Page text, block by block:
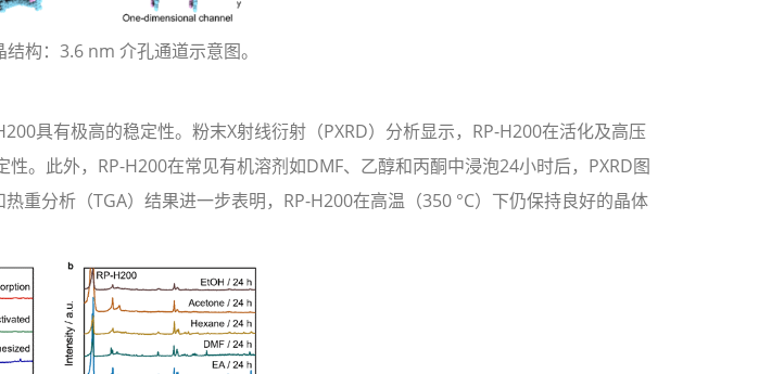
构：3.6 nm 介孔通道示意图。
具有极高的稳定性。粉末X射线衍射（PXRD）分析显示，RP-H200在活化及高压
。此外，RP-H200在常见有机溶剂如DMF、乙醇和丙酮中浸泡24小时后，PXRD图
重分析（TGA）结果进一步表明，RP-H200在高温（350 °C）下仍保持良好的晶体